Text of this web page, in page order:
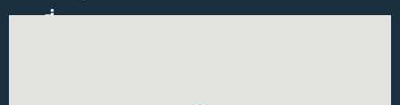
แผนที่